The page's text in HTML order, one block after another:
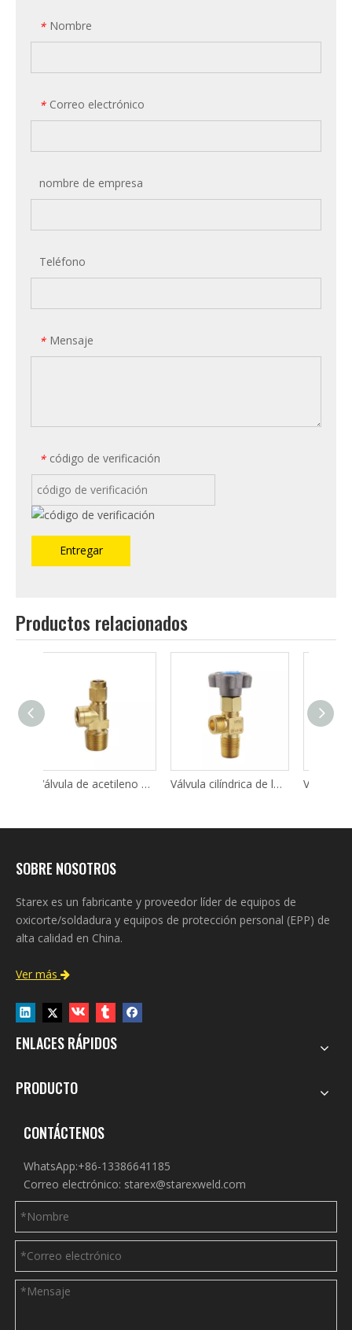
* Nombre
* Correo electrónico
nombre de empresa
Teléfono
* Mensaje
* código de verificación
Entregar
Productos relacionados
SOBRE NOSOTROS
Starex es un fabricante y proveedor líder de equipos de
oxicorte/soldadura y equipos de protección personal (EPP) de
alta calidad en China.
Ver más 
ENLACES RÁPIDOS
PRODUCTO
CONTÁCTENOS
WhatsApp:+86-13386641185
Correo electrónico: starex@starexweld.com